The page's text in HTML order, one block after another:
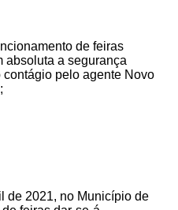
de feiras
absoluta a segurança
contágio pelo agente Novo
de 2021, no Município de